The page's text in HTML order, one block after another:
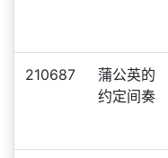
210687
蒲公英的
约定间奏